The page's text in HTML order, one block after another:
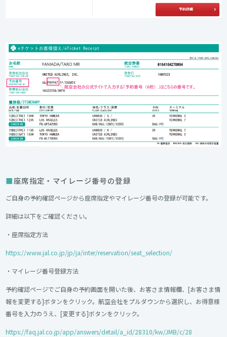
座席指定・マイレージ番号の登録
ご自身の予約確認ページから座席指定やマイレージ番号の登録が可能です。
詳細は以下をご確認ください。
・座席指定方法
https://www.jal.co.jp/jp/ja/inter/reservation/seat_selection/
・マイレージ番号登録方法
予約確認ページでご自身の予約画面を開いた後、お客さま情報欄、[お客さま情
報を変更する]ボタンをクリック。航空会社をプルダウンから選択し、お得意様
番号を入力のうえ、[変更する]ボタンをクリック。
https://faq.jal.co.jp/app/answers/detail/a_id/28310/kw/JMB/c/28